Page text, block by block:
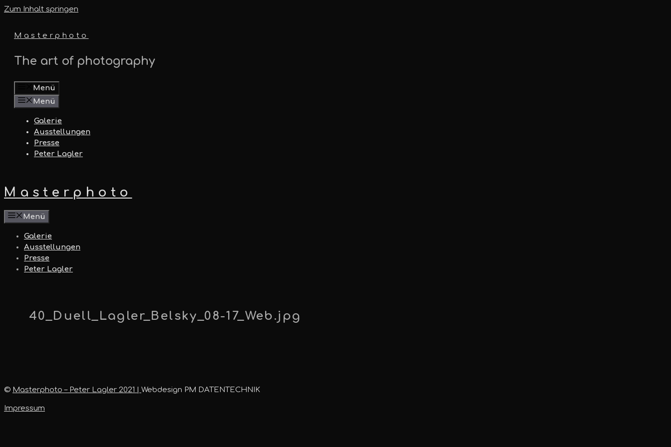
Zum Inhalt springen
Masterphoto
The art of photography
Menü
Menü
Galerie
Ausstellungen
Presse
Peter Lagler
Masterphoto
Menü
Galerie
Ausstellungen
Presse
Peter Lagler
40_Duell_Lagler_Belsky_08-17_Web.jpg
© Masterphoto – Peter Lagler 2021 | Webdesign PM DATENTECHNIK
Impressum